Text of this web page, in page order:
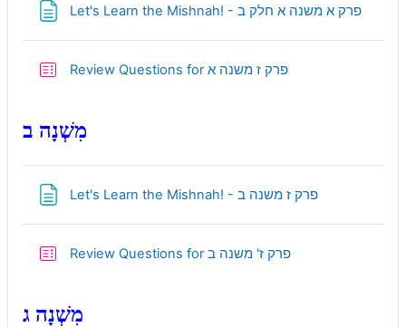
Let's Learn the Mishnah! - פרק א משנה א חלק בPage
Review Questions for פרק ז משנה אQuiz
מִשְׁנָה ב
Let's Learn the Mishnah! - פרק ז משנה בPage
Review Questions for פרק ז' משנה בQuiz
מִשְׁנָה ג